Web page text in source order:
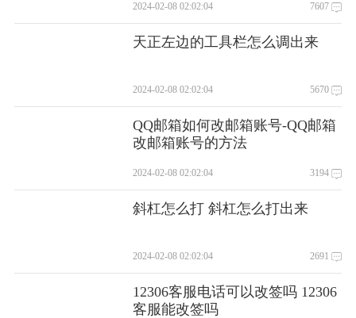
2024-02-08 02:02:04 7607
天正左边的工具栏怎么调出来
2024-02-08 02:02:04 5670
QQ邮箱如何改邮箱账号-QQ邮箱
改邮箱账号的方法
2024-02-08 02:02:04 3194
斜杠怎么打 斜杠怎么打出来
2024-02-08 02:02:04 2691
12306客服电话可以改签吗 12306
客服能改签吗